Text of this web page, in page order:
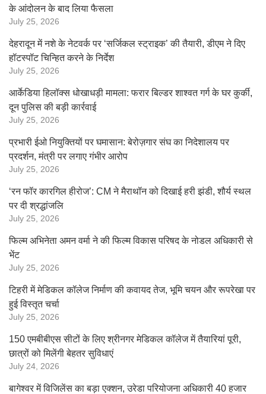
के आंदोलन के बाद लिया फैसला
July 25, 2026
देहरादून में नशे के नेटवर्क पर ‘सर्जिकल स्ट्राइक’ की तैयारी, डीएम ने दिए
हॉटस्पॉट चिन्हित करने के निर्देश
July 25, 2026
आर्केडिया हिलॉक्स धोखाधड़ी मामला: फरार बिल्डर शाश्वत गर्ग के घर कुर्की,
दून पुलिस की बड़ी कार्रवाई
July 25, 2026
प्रभारी ईओ नियुक्तियों पर घमासान: बेरोज़गार संघ का निदेशालय पर
प्रदर्शन, मंत्री पर लगाए गंभीर आरोप
July 25, 2026
‘रन फॉर कारगिल हीरोज’: CM ने मैराथॉन को दिखाई हरी झंडी, शौर्य स्थल
पर दी श्रद्धांजलि
July 25, 2026
फिल्म अभिनेता अमन वर्मा ने की फिल्म विकास परिषद के नोडल अधिकारी से
भेंट
July 25, 2026
टिहरी में मेडिकल कॉलेज निर्माण की कवायद तेज, भूमि चयन और रूपरेखा पर
हुई विस्तृत चर्चा
July 25, 2026
150 एमबीबीएस सीटों के लिए श्रीनगर मेडिकल कॉलेज में तैयारियां पूरी,
छात्रों को मिलेंगी बेहतर सुविधाएं
July 24, 2026
बागेश्वर में विजिलेंस का बड़ा एक्शन, उरेडा परियोजना अधिकारी 40 हजार